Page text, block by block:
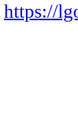
https://